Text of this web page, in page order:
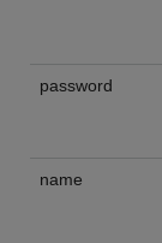
password
name